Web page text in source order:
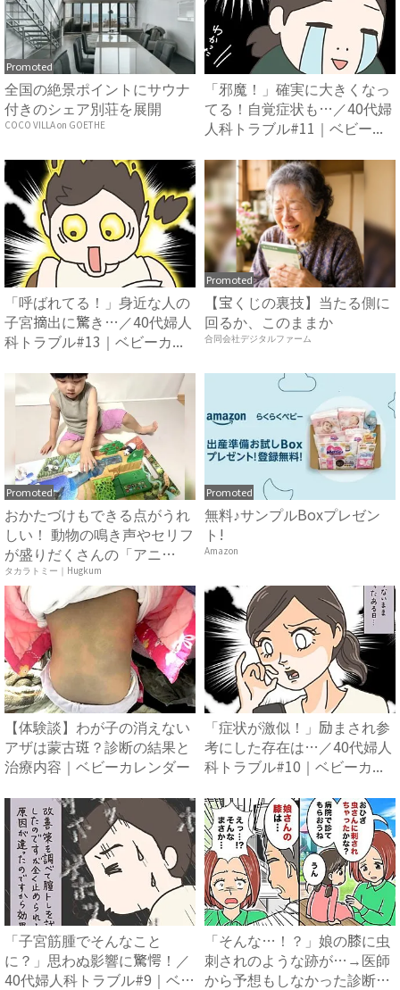
Promoted
全国の絶景ポイントにサウナ
付きのシェア別荘を展開
COCO VILLA on GOETHE
「邪魔！」確実に大きくなっ
てる！自覚症状も…／40代婦
人科トラブル#11｜ベビー...
「呼ばれてる！」身近な人の
子宮摘出に驚き…／40代婦人
科トラブル#13｜ベビーカ...
Promoted
【宝くじの裏技】当たる側に
回るか、このままか
合同会社デジタルファーム
Promoted
おかたづけもできる点がうれ
しい！ 動物の鳴き声やセリフ
が盛りだくさんの「アニ
ア ...
タカラトミー｜Hugkum
Promoted
無料♪サンプルBoxプレゼン
ト!
Amazon
【体験談】わが子の消えない
アザは蒙古斑？診断の結果と
治療内容｜ベビーカレンダー
「症状が激似！」励まされ参
考にした存在は…／40代婦人
科トラブル#10｜ベビーカ...
「子宮筋腫でそんなこと
に？」思わぬ影響に驚愕！／
40代婦人科トラブル#9｜ベビ
「そんな…！？」娘の膝に虫
刺されのような跡が…→医師
から予想もしなかった診断結